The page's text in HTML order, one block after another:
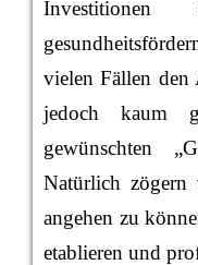
vielen Fällen den
jedoch kaum
gewünschten
Natürlich zögern
angehen zu
etablieren und